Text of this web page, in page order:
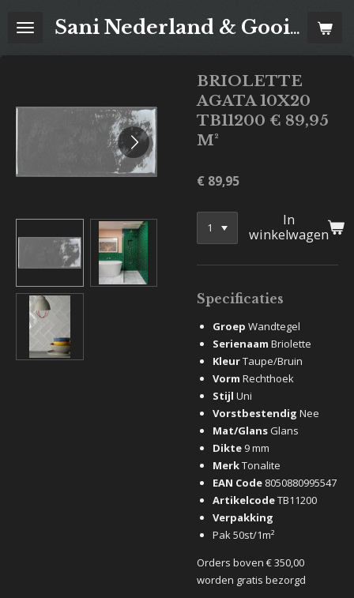
direct
Sani Nederland & Goois Tegelhuis
BRIOLETTE
AGATA 10X20
TB11200 € 89,95
M²
€ 89,95
In
winkelwagen
Specificaties
Groep Wandtegel
Serienaam Briolette
KleurTaupe/Bruin
Vorm Rechthoek
Stijl Uni
Vorstbestendig Nee
Mat/Glans Glans
Dikte 9 mm
MerkTonalite
EAN Code 8050880995547
ArtikelcodeTB11200
Verpakking
Pak 50st/1m²
Orders boven € 350,00
worden gratis bezorgd